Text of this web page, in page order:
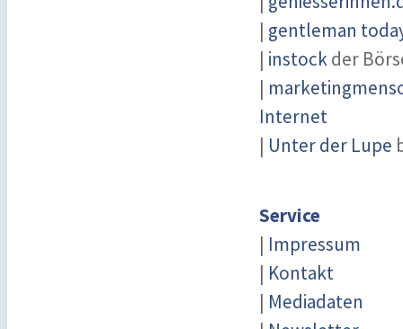
| gentleman
| instockder
|
Internet
| Unter der Lupe
Service
| Impressum
| Kontakt
| Mediadaten